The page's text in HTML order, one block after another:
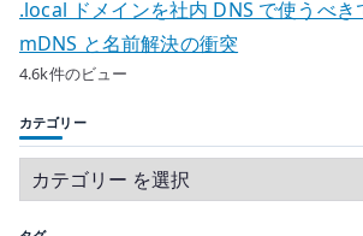
.local ドメインを社内 DNS で使うべき
mDNS と名前解決の衝突
4.6k件のビュー
カテゴリー